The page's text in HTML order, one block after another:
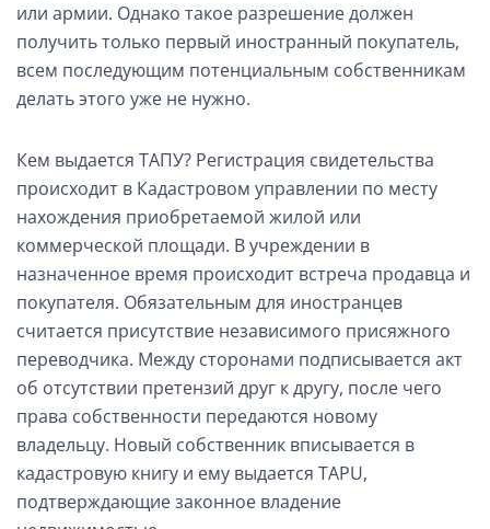
или армии. Однако такое разрешение должен
получить только первый иностранный покупатель,
всем последующим потенциальным собственникам
делать этого уже не нужно.
Кем выдается ТАПУ? Регистрация свидетельства
происходит в Кадастровом управлении по месту
нахождения приобретаемой жилой или
коммерческой площади. В учреждении в
назначенное время происходит встреча продавца и
покупателя. Обязательным для иностранцев
считается присутствие независимого присяжного
переводчика. Между сторонами подписывается акт
об отсутствии претензий друг к другу, после чего
права собственности передаются новому
владельцу. Новый собственник вписывается в
кадастровую книгу и ему выдается TAPU,
подтверждающие законное владение